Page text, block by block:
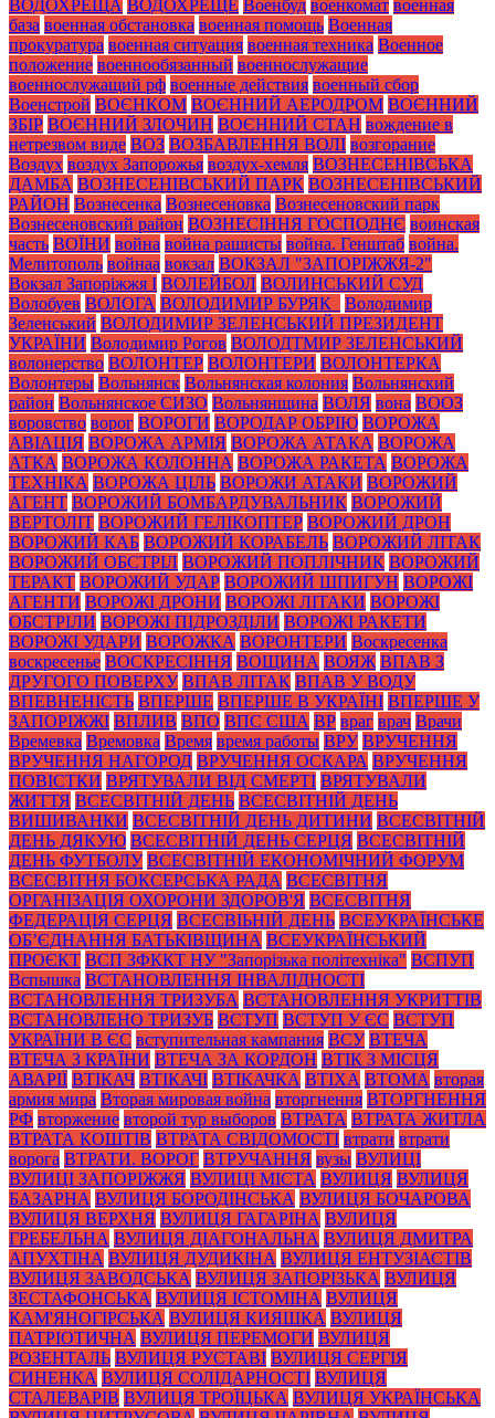
ВОДОХРЕЩА ВОДОХРЕЩЕ Военбуд военкомат военная
база военная обстановка военная помощь Военная
прокуратура военная ситуация военная техника Военное
положение военнообязанный военнослужащие
военнослужащий рф военные действия военный сбор
Военстрой ВОЄНКОМ ВОЄННИЙ АЕРОДРОМ ВОЄННИЙ
ЗБІР ВОЄННИЙ ЗЛОЧИН ВОЄННИЙ СТАН вождение в
нетрезвом виде ВОЗ ВОЗБАВЛЕННЯ ВОЛІ возгорание
Воздух воздух Запорожья воздух-хемля ВОЗНЕСЕНІВСЬКА
ДАМБА ВОЗНЕСЕНІВСЬКИЙ ПАРК ВОЗНЕСЕНІВСЬКИЙ
РАЙОН Вознесенка Вознесеновка Вознесеновский парк
Вознесеновский район ВОЗНЕСІННЯ ГОСПОДНЄ воинская
часть ВОЇНИ война война рашисты война. Генштаб война.
Мелитополь войнаа вокзал ВОКЗАЛ "ЗАПОРІЖЖЯ-2"
Вокзал Запоріжжя І ВОЛЕЙБОЛ ВОЛИНСЬКИЙ СУД
Волобуев ВОЛОГА ВОЛОДИМИР БУРЯК_
Володимир
Зеленський ВОЛОДИМИР ЗЕЛЕНСЬКИЙ ПРЕЗИДЕНТ
УКРАЇНИ Володимир Рогов ВОЛОДТМИР ЗЕЛЕНСЬКИЙ
волонерство ВОЛОНТЕР ВОЛОНТЕРИ ВОЛОНТЕРКА
Волонтеры Вольнянск Вольнянская колония Вольнянский
район Вольнянское СИЗО Вольнянщина ВОЛЯ вона ВООЗ
воровство ворог ВОРОГИ ВОРОДАР ОБРІЮ ВОРОЖА
АВІАЦІЯ ВОРОЖА АРМІЯ ВОРОЖА АТАКА ВОРОЖА
АТКА ВОРОЖА КОЛОННА ВОРОЖА РАКЕТА ВОРОЖА
ТЕХНІКА ВОРОЖА ЦІЛЬ ВОРОЖИ АТАКИ ВОРОЖИЙ
АГЕНТ ВОРОЖИЙ БОМБАРДУВАЛЬНИК ВОРОЖИЙ
ВЕРТОЛІТ ВОРОЖИЙ ГЕЛІКОПТЕР ВОРОЖИЙ ДРОН
ВОРОЖИЙ КАБ ВОРОЖИЙ КОРАБЕЛЬ ВОРОЖИЙ ЛІТАК
ВОРОЖИЙ ОБСТРІЛ ВОРОЖИЙ ПОПЛІЧНИК ВОРОЖИЙ
ТЕРАКТ ВОРОЖИЙ УДАР ВОРОЖИЙ ШПИГУН ВОРОЖІ
АГЕНТИ ВОРОЖІ ДРОНИ ВОРОЖІ ЛІТАКИ ВОРОЖІ
ОБСТРІЛИ ВОРОЖІ ПІДРОЗДІЛИ ВОРОЖІ РАКЕТИ
ВОРОЖІ УДАРИ ВОРОЖКА ВОРОНТЕРИ Воскресенка
воскресенье ВОСКРЕСІННЯ ВОЩИНА ВОЯЖ ВПАВ З
ДРУГОГО ПОВЕРХУ ВПАВ ЛІТАК ВПАВ У ВОДУ
ВПЕВНЕНІСТЬ ВПЕРШЕ ВПЕРШЕ В УКРАЇНІ ВПЕРШЕ У
ЗАПОРІЖЖІ ВПЛИВ ВПО ВПС США ВР враг врач Врачи
Времевка Времовка Время время работы ВРУ ВРУЧЕННЯ
ВРУЧЕННЯ НАГОРОД ВРУЧЕННЯ ОСКАРА ВРУЧЕННЯ
ПОВІСТКИ ВРЯТУВАЛИ ВІД СМЕРТІ ВРЯТУВАЛИ
ЖИТТЯ ВСЕСВІТНІЙ ДЕНЬ ВСЕСВІТНІЙ ДЕНЬ
ВИШИВАНКИ ВСЕСВІТНІЙ ДЕНЬ ДИТИНИ ВСЕСВІТНІЙ
ДЕНЬ ДЯКУЮ ВСЕСВІТНІЙ ДЕНЬ СЕРЦЯ ВСЕСВІТНІЙ
ДЕНЬ ФУТБОЛУ ВСЕСВІТНІЙ ЕКОНОМІЧНИЙ ФОРУМ
ВСЕСВІТНЯ БОКСЕРСЬКА РАДА ВСЕСВІТНЯ
ОРГАНІЗАЦІЯ ОХОРОНИ ЗДОРОВ'Я ВСЕСВІТНЯ
ФЕДЕРАЦІЯ СЕРЦЯ ВСЕСВІЬНІЙ ДЕНЬ ВСЕУКРАЇНСЬКЕ
ОБ’ЄДНАННЯ БАТЬКІВЩИНА ВСЕУКРАЇНСЬКИЙ
ПРОЄКТ ВСП ЗФККТ НУ "Запорізька політехніка" ВСПУП
Вспышка ВСТАНОВЛЕННЯ ІНВАЛІДНОСТІ
ВСТАНОВЛЕННЯ ТРИЗУБА ВСТАНОВЛЕННЯ УКРИТТІВ
ВСТАНОВЛЕНО ТРИЗУБ ВСТУП ВСТУП У ЄС ВСТУП
УКРАЇНИ В ЄС вступительная кампания ВСУ ВТЕЧА
ВТЕЧА З КРАЇНИ ВТЕЧА ЗА КОРДОН ВТІК З МІСЦЯ
АВАРІЇ ВТІКАЧ ВТІКАЧІ ВТІКАЧКА ВТІХА ВТОМА вторая
армия мира Вторая мировая война вторгнення ВТОРГНЕННЯ
РФ вторжение второй тур выборов ВТРАТА ВТРАТА ЖИТЛА
ВТРАТА КОШТІВ ВТРАТА СВІДОМОСТІ втрати втрати
ворога ВТРАТИ. ВОРОГ ВТРУЧАННЯ вузы ВУЛИЦІ
ВУЛИЦІ ЗАПОРІЖЖЯ ВУЛИЦІ МІСТА ВУЛИЦЯ ВУЛИЦЯ
БАЗАРНА ВУЛИЦЯ БОРОДІНСЬКА ВУЛИЦЯ БОЧАРОВА
ВУЛИЦЯ ВЕРХНЯ ВУЛИЦЯ ГАГАРІНА ВУЛИЦЯ
ГРЕБЕЛЬНА ВУЛИЦЯ ДІАГОНАЛЬНА ВУЛИЦЯ ДМИТРА
АПУХТІНА ВУЛИЦЯ ДУДИКІНА ВУЛИЦЯ ЕНТУЗІАСТІВ
ВУЛИЦЯ ЗАВОДСЬКА ВУЛИЦЯ ЗАПОРІЗЬКА ВУЛИЦЯ
ЗЕСТАФОНСЬКА ВУЛИЦЯ ІСТОМІНА ВУЛИЦЯ
КАМ'ЯНОГІРСЬКА ВУЛИЦЯ КИЯШКА ВУЛИЦЯ
ПАТРІОТИЧНА ВУЛИЦЯ ПЕРЕМОГИ ВУЛИЦЯ
РОЗЕНТАЛЬ ВУЛИЦЯ РУСТАВІ ВУЛИЦЯ СЕРГІЯ
СИНЕНКА ВУЛИЦЯ СОЛІДАРНОСТІ ВУЛИЦЯ
СТАЛЕВАРІВ ВУЛИЦЯ ТРОЇЦЬКА ВУЛИЦЯ УКРАЇНСЬКА